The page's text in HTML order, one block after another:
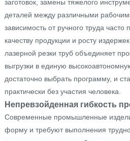
заготовок, замены тяжелого
деталей между различными
зависимость от ручного труда часто
качеству продукции и росту
лазерной резки труб объединяет
выгрузки в единую
достаточно выбрать программу, и
практически без участия человека.
Непревзойденная гибкость
Современные промышленные
форму и требуют выполнения